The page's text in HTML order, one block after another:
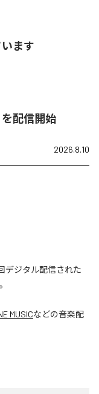
ます
を配信開始
2026.8.10
デジタル配信された
MUSICなどの音楽配